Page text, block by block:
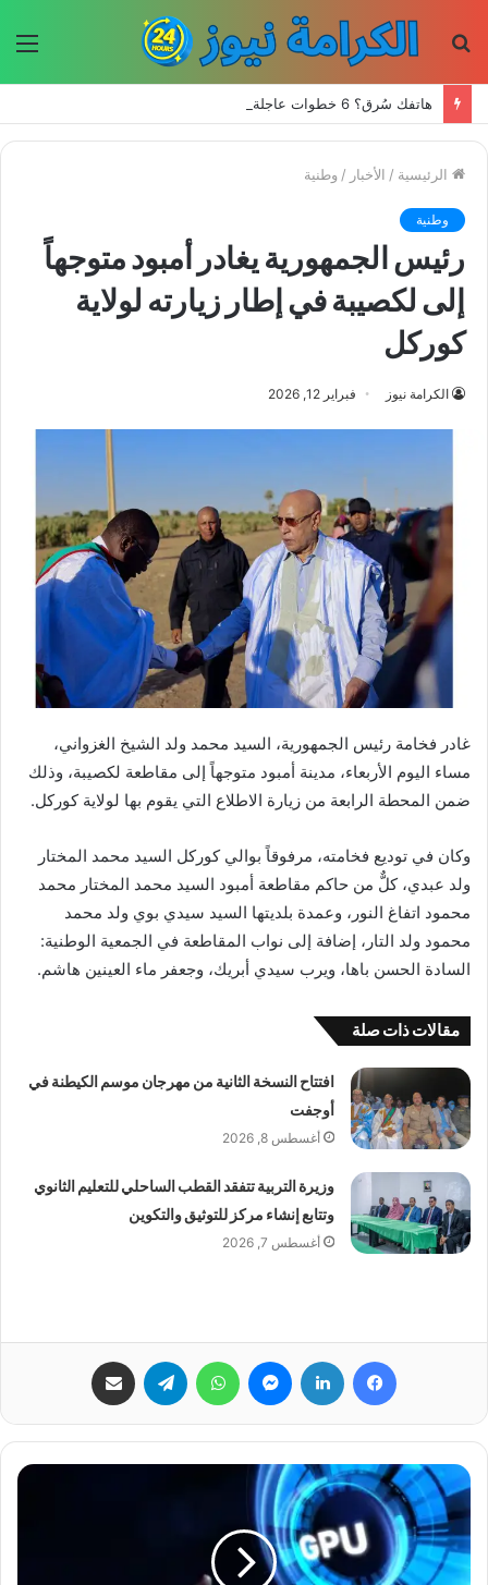
هاتفك سُرق؟ 6 خطوات عاجلة لحماية حساباتك وبياناتك
الرئيسية / الأخبار / وطنية
وطنية
رئيس الجمهورية يغادر أمبود متوجهاً
إلى لكصيبة في إطار زيارته لولاية
كوركل
الكرامة نيوز فبراير 12, 2026
غادر فخامة رئيس الجمهورية، السيد محمد ولد الشيخ الغزواني،
مساء اليوم الأربعاء، مدينة أمبود متوجهاً إلى مقاطعة لكصيبة، وذلك
ضمن المحطة الرابعة من زيارة الاطلاع التي يقوم بها لولاية كوركل.
وكان في توديع فخامته، مرفوقاً بوالي كوركل السيد محمد المختار
ولد عبدي، كلٌّ من حاكم مقاطعة أمبود السيد محمد المختار محمد
محمود اتفاغ النور، وعمدة بلديتها السيد سيدي بوي ولد محمد
محمود ولد التار، إضافة إلى نواب المقاطعة في الجمعية الوطنية:
السادة الحسن باها، ويرب سيدي أبريك، وجعفر ماء العينين هاشم.
مقالات ذات صلة
افتتاح النسخة الثانية من مهرجان موسم الكيطنة في
أوجفت
أغسطس 8, 2026
وزيرة التربية تتفقد القطب الساحلي للتعليم الثانوي
وتتابع إنشاء مركز للتوثيق والتكوين
أغسطس 7, 2026
فيسبوك لينكدإن ماسنجر واتساب تيلقرام